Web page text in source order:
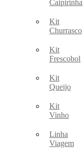
Caipirinha
Kit
Churrasco
Kit
Frescobol
Kit
Queijo
Kit
Vinho
Linha
Viagem